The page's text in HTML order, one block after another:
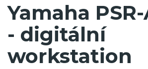
Yamaha
- digitální
workstation